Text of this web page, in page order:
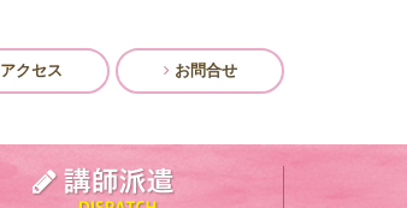
アクセス お問合せ